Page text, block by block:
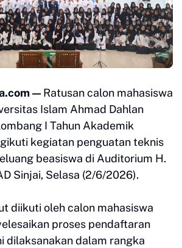
—Ratusan calon mahasiswa
Islam Ahmad Dahlan
I Tahun Akademik
kegiatan penguatan teknis
beasiswa di Auditorium H.
Sinjai, Selasa (2/6/2026).
diikuti oleh calon mahasiswa
proses pendaftaran
dilaksanakan dalam rangka